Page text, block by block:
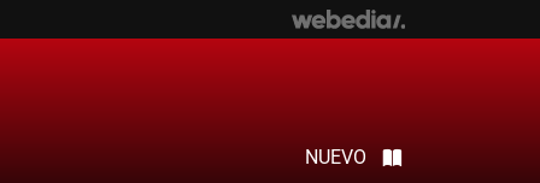
NUEVO